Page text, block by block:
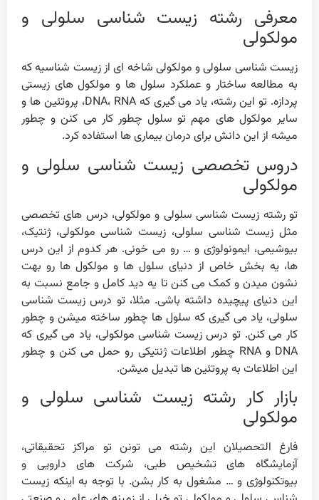
معرفی رشته زیست شناسی سلولی و
مولکولی
زیست شناسی سلولی و مولکولی شاخه ای از زیست شناسیه که
به مطالعه ساختار و عملکرد سلول ها و مولکول های زیستی
پردازه. تو این رشته، یاد می گیری که DNA، RNA، پروتئین ها و
سایر مولکول های مهم تو سلول چطور کار می کنن و چطور
میشه از این دانش برای درمان بیماری ها استفاده کرد.
دروس تخصصی زیست شناسی سلولی و
مولکولی
تو رشته زیست شناسی سلولی و مولکولی، درس های تخصصی
مثل زیست شناسی سلولی، زیست شناسی مولکولی، ژنتیک،
بیوشیمی، ایمونولوژی و … رو می خونی. هر کدوم از این درس
ها، یه بخش خاص از دنیای سلول ها و مولکول ها رو بهت
نشون میدن و کمک می کنن تا یه دید کامل و جامع نسبت به
این دنیای پیچیده داشته باشی. مثلا، تو درس زیست شناسی
سلولی، یاد می گیری که سلول ها چطور ساخته میشن و چطور
کار می کنن. تو درس زیست شناسی مولکولی، یاد می گیری که
DNA و RNA چطور اطلاعات ژنتیکی رو حمل می کنن و چطور
این اطلاعات به پروتئین ها تبدیل میشن.
بازار کار رشته زیست شناسی سلولی و
مولکولی
فارغ التحصیلان این رشته می تونن تو مراکز تحقیقاتی،
آزمایشگاه های تشخیص طبی، شرکت های دارویی و
بیوتکنولوژی و … مشغول به کار بشن. با توجه به اینکه زیست